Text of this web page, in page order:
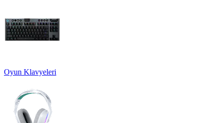
Oyun Klavyeleri